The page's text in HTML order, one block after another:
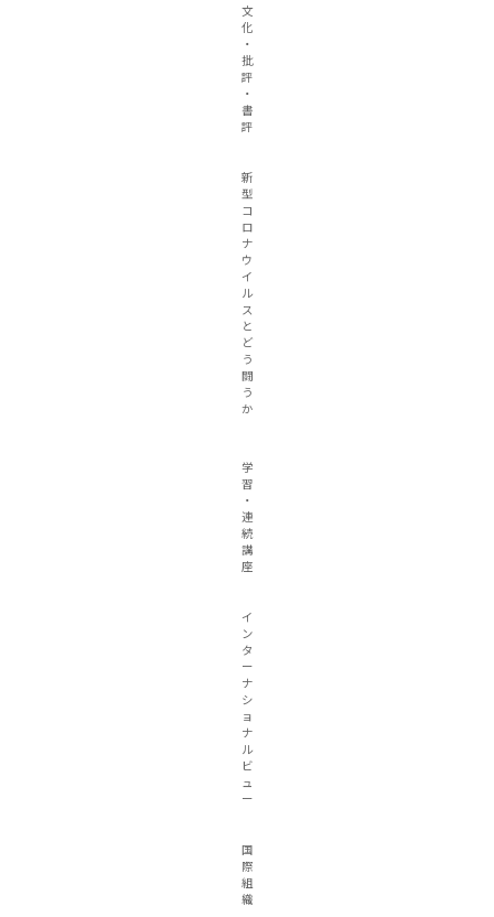
文
化
・
批
評
・
書
評
新
型
コ
ロ
ナ
ウ
イ
ル
ス
と
ど
う
闘
う
か
学
習
・
連
続
講
座
イ
ン
タ
ー
ナ
シ
ョ
ナ
ル
ビ
ュ
ー
国
際
組
織